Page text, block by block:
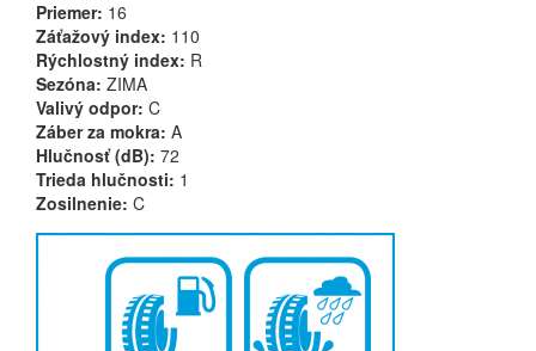
Priemer: 16
Záťažový index: 110
Rýchlostný index: R
Sezóna: ZIMA
Valivý odpor: C
Záber za mokra: A
Hlučnosť (dB): 72
Trieda hlučnosti: 1
Zosilnenie: C